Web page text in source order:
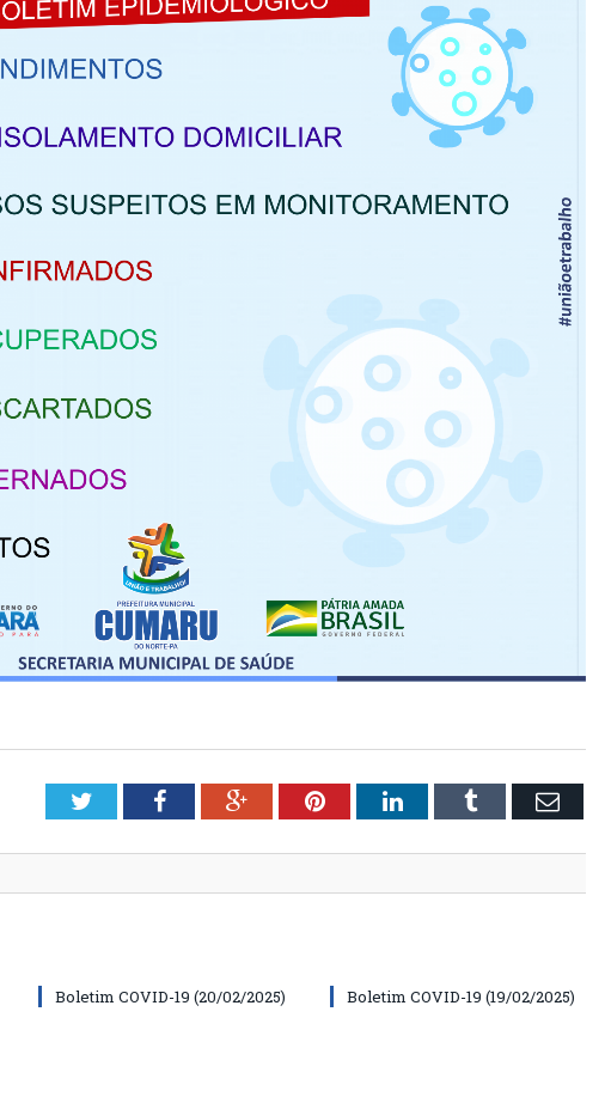
TwitterFacebookGoogle+PinterestLinkedInTumblr Email
Boletim COVID-19 (20/02/2025) Boletim COVID-19 (19/02/2025)